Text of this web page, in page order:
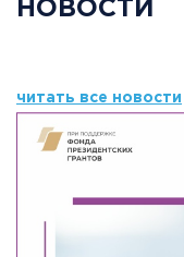
НОВОСТИ
читать все новости